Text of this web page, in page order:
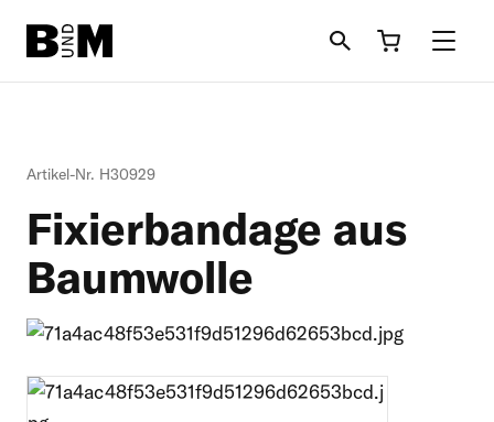
Einstreu
Schafe + Ziegen
Informationen
Artikel-Nr. H30929
Fixierbandage aus
Baumwolle